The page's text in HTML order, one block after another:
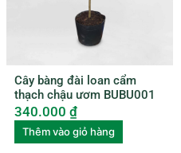
Cây bàng đài loan cẩm
thạch chậu ươm BUBU001
340.000 ₫
Thêm vào giỏ hàng